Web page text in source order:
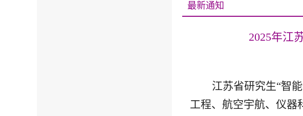
最新通知
2025年江
江苏省研究生“智
工程、航空宇航、仪器